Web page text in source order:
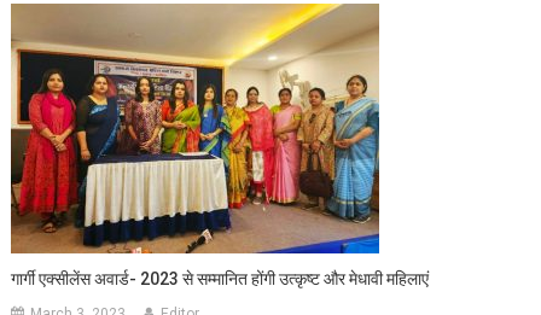
गार्गी एक्सीलेंस अवार्ड- 2023 से सम्मानित होंगी उत्कृष्ट और मेधावी महिलाएं